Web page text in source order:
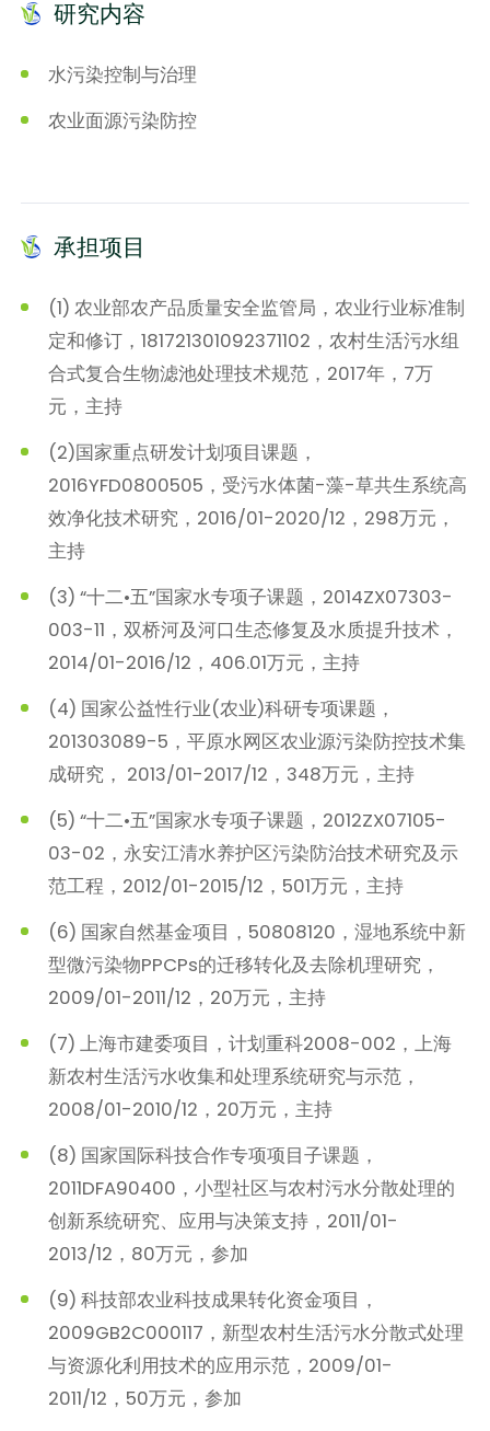
研究内容
水污染控制与治理
农业面源污染防控
承担项目
(1) 农业部农产品质量安全监管局，农业行业标准制
定和修订，181721301092371102，农村生活污水组
合式复合生物滤池处理技术规范，2017年，7万
元，主持
(2)国家重点研发计划项目课题，
2016YFD0800505，受污水体菌-藻-草共生系统高
效净化技术研究，2016/01-2020/12，298万元，
主持
(3) “十二•五”国家水专项子课题，2014ZX07303-
003-11，双桥河及河口生态修复及水质提升技术，
2014/01-2016/12，406.01万元，主持
(4) 国家公益性行业(农业)科研专项课题，
201303089-5，平原水网区农业源污染防控技术集
成研究， 2013/01-2017/12，348万元，主持
(5) “十二•五”国家水专项子课题，2012ZX07105-
03-02，永安江清水养护区污染防治技术研究及示
范工程，2012/01-2015/12，501万元，主持
(6) 国家自然基金项目，50808120，湿地系统中新
型微污染物PPCPs的迁移转化及去除机理研究，
2009/01-2011/12，20万元，主持
(7) 上海市建委项目，计划重科2008-002，上海
新农村生活污水收集和处理系统研究与示范，
2008/01-2010/12，20万元，主持
(8) 国家国际科技合作专项项目子课题，
2011DFA90400，小型社区与农村污水分散处理的
创新系统研究、应用与决策支持，2011/01-
2013/12，80万元，参加
(9) 科技部农业科技成果转化资金项目，
2009GB2C000117，新型农村生活污水分散式处理
与资源化利用技术的应用示范，2009/01-
2011/12，50万元，参加